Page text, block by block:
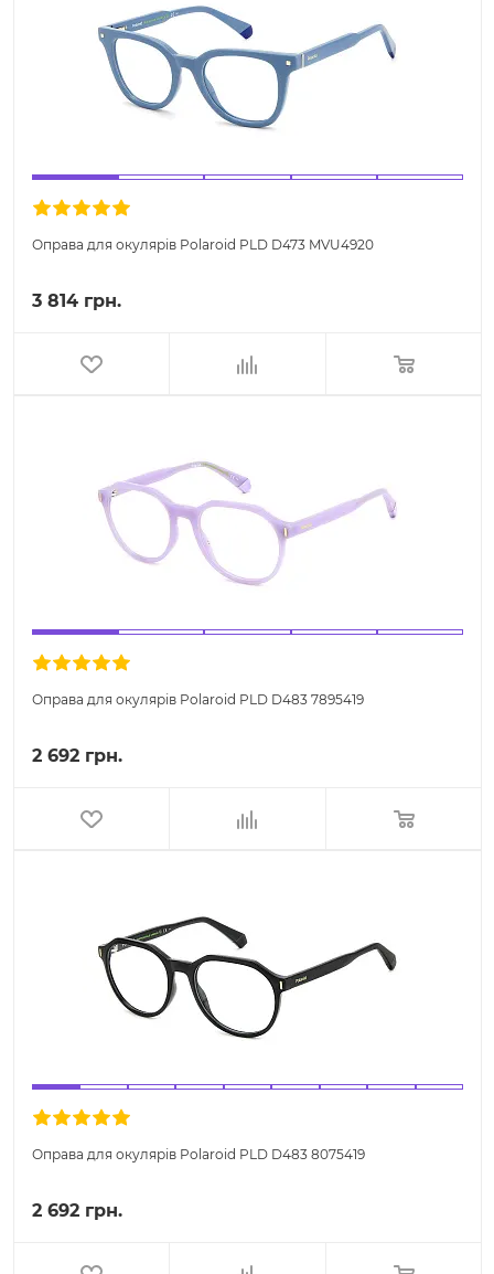
Оправа для окулярів Polaroid PLD D473 MVU4920
3 814 грн.
Оправа для окулярів Polaroid PLD D483 7895419
2 692 грн.
Оправа для окулярів Polaroid PLD D483 8075419
2 692 грн.